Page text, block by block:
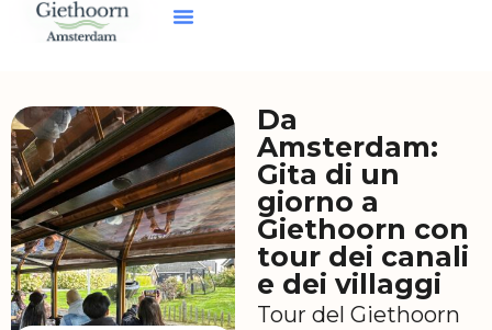
Da
Amsterdam:
Gita di un
giorno a
Giethoorn con
tour dei canali
e dei villaggi
Tour del Giethoorn